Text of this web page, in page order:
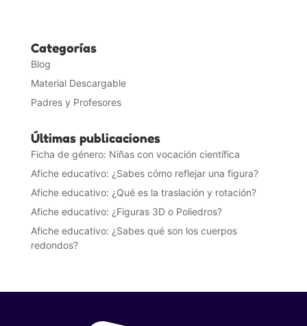
Categorías
Blog
Material Descargable
Padres y Profesores
Últimas publicaciones
Ficha de género: Niñas con vocación científica
Afiche educativo: ¿Sabes cómo reflejar una figura?
Afiche educativo: ¿Qué es la traslación y rotación?
Afiche educativo: ¿Figuras 3D o Poliedros?
Afiche educativo: ¿Sabes qué son los cuerpos
redondos?